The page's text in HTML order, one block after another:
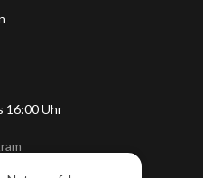
16:00 Uhr